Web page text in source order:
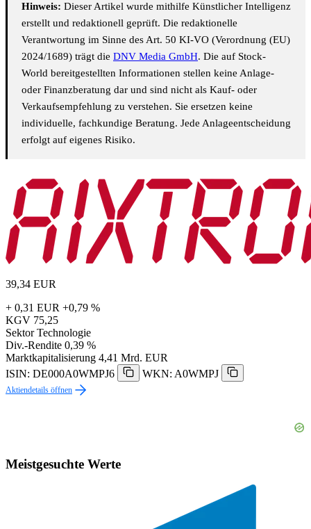
Hinweis: Dieser Artikel wurde mithilfe Künstlicher Intelligenz
erstellt und redaktionell geprüft. Die redaktionelle
Verantwortung im Sinne des Art. 50 KI-VO (Verordnung (EU)
2024/1689) trägt die DNV Media GmbH. Die auf Stock-
World bereitgestellten Informationen stellen keine Anlage-
oder Finanzberatung dar und sind nicht als Kauf- oder
Verkaufsempfehlung zu verstehen. Sie ersetzen keine
individuelle, fachkundige Beratung. Jede Anlageentscheidung
erfolgt auf eigenes Risiko.
39,34 EUR
+ 0,31 EUR +0,79 %
KGV 75,25
Sektor Technologie
Div.-Rendite 0,39 %
Marktkapitalisierung 4,41 Mrd. EUR
ISIN: DE000A0WMPJ6
WKN: A0WMPJ
Aktiendetails öffnen
Meistgesuchte Werte